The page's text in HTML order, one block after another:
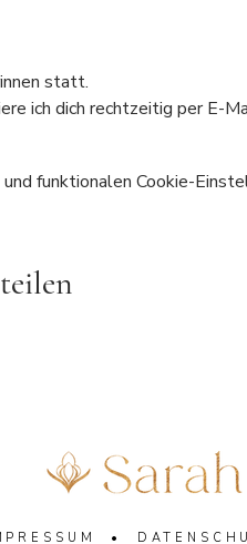
statt.
ich dich rechtzeitig per E-
funktionalen Cookie-
•